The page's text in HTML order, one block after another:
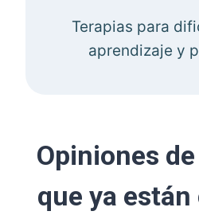
Terapias para
aprendizaje y
Opiniones
que ya